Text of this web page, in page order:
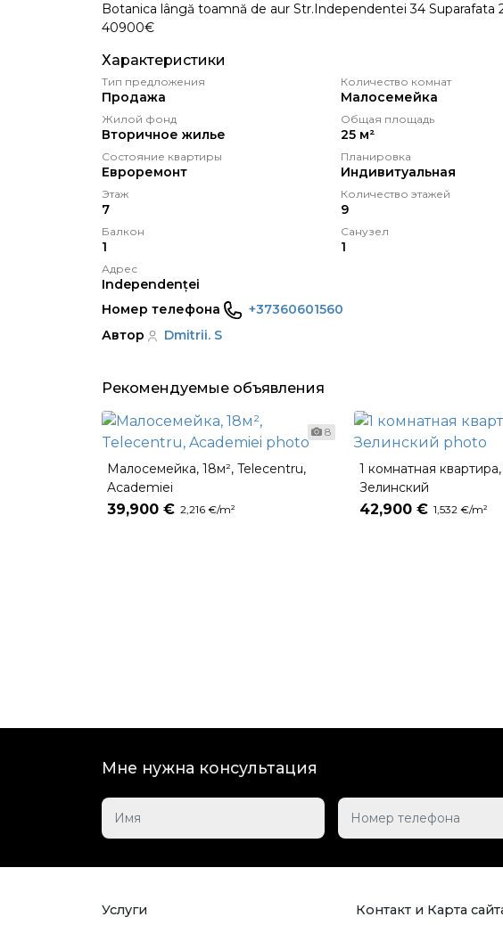
Botanica lângă toamnă de aur Str.Independentei 34 Suparafata
40900€
Характеристики
Тип предложения
Продажа
Количество комнат
Малосемейка
Жилой фонд
Вторичное жилье
Общая площадь
25 м²
Состояние квартиры
Eвроремонт
Планировка
Индивитуальная
Этаж
7
Количество этажей
9
Балкон
1
Санузел
1
Адрес
Independenței
Номер телефона
+37360601560
Автор
Dmitrii. S
Рекомендуемые объявления
8
Малосемейка, 18м², Telecentru,
Academiei
39,900 € 2,216 €/m²
1 комнатная
Зелинский
42,900 € 1,532 €/m²
Мне нужна консультация
Услуги Контакт и Карта